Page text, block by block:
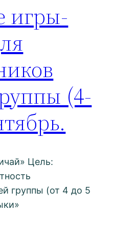
игры-
(4-
Цель:
группы (от 4 до 5